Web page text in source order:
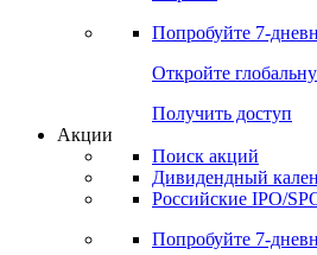
Cbonds Pages
Опросы
Попробуйте7-
Откройте
Получить доступ
Поиск акций